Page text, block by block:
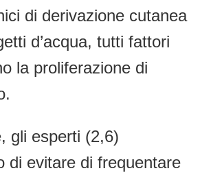
di derivazione cutanea
d’acqua, tutti fattori
la proliferazione di
gli esperti (2,6)
di evitare di frequentare